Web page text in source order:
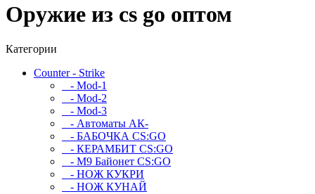
Оружие из cs go оптом
Категории
Counter - Strike
- Mod-1
- Mod-2
- Mod-3
- Автоматы АК-
- БАБОЧКА CS:GO
- КЕРАМБИТ CS:GO
- М9 Байонет CS:GO
- НОЖ КУКРИ
- НОЖ КУНАЙ